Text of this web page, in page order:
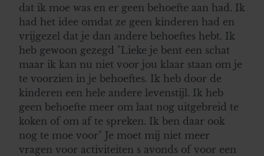
dat ik moe was en er geen behoefte aan had. Ik
had het idee omdat ze geen kinderen had en
vrijgezel dat je dan andere behoeftes hebt. Ik
heb gewoon gezegd "Lieke je bent een schat
maar ik kan nu niet voor jou klaar staan om je
te voorzien in je behoeftes. Ik heb door de
kinderen een hele andere levenstijl. Ik heb
geen behoefte meer om laat nog uitgebreid te
koken of om af te spreken. Ik ben daar ook
nog te moe voor" Je moet mij niet meer
vragen voor activiteiten s avonds of voor een